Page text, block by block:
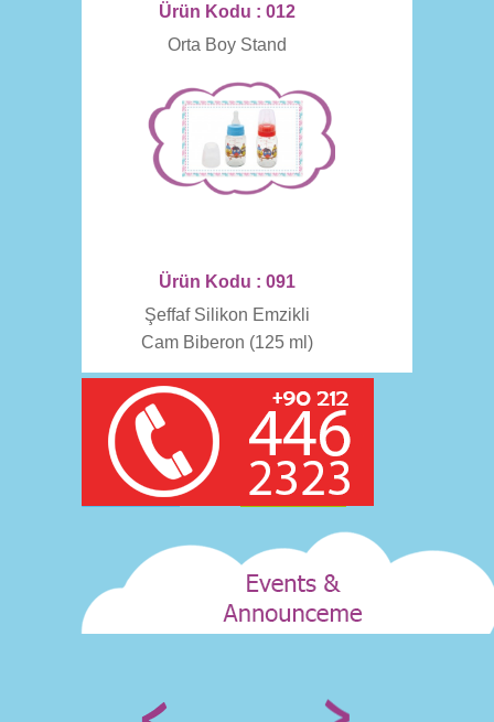
Ürün Kodu : 012
Orta Boy Stand
Ürün Kodu : 091
Şeffaf Silikon Emzikli
Cam Biberon (125 ml)